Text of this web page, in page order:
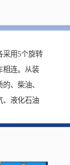
采用5个旋转
相连。从装
、柴油、
、液化石油